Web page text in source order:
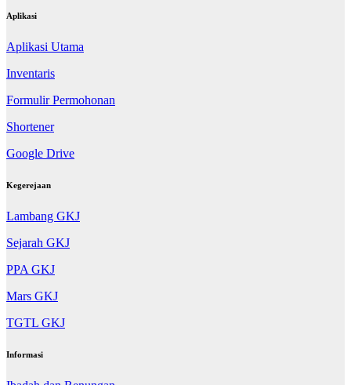
Aplikasi
Aplikasi Utama
Inventaris
Formulir Permohonan
Shortener
Google Drive
Kegerejaan
Lambang GKJ
Sejarah GKJ
PPA GKJ
Mars GKJ
TGTL GKJ
Informasi